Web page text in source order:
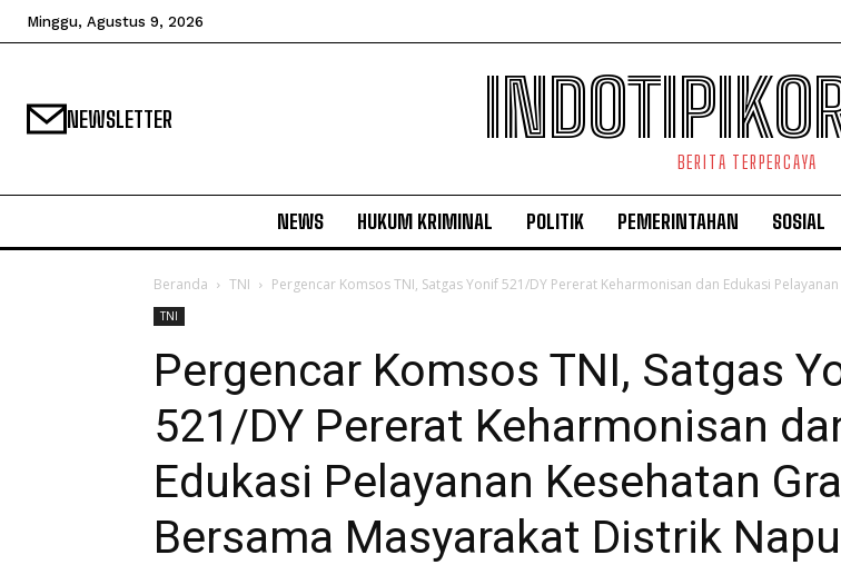
Minggu, Agustus 9, 2026
NEWSLETTER
BERITA TERPERCAYA
NEWS HUKUM KRIMINAL POLITIK PEMERINTAHAN SOSIAL
Beranda TNI Pergencar Komsos TNI, Satgas Yonif 521/DY Pererat Keharmonisan dan Edukasi Pelayanan
TNI
Pergencar Komsos TNI, Satgas
521/DY Pererat Keharmonisan
Edukasi Pelayanan Kesehatan
Bersama Masyarakat Distrik